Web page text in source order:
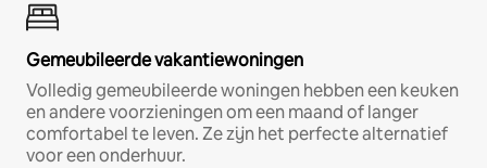
Gemeubileerde vakantiewoningen
Volledig gemeubileerde woningen hebben een keuken
en andere voorzieningen om een maand of langer
comfortabel te leven. Ze zijn het perfecte alternatief
voor een onderhuur.